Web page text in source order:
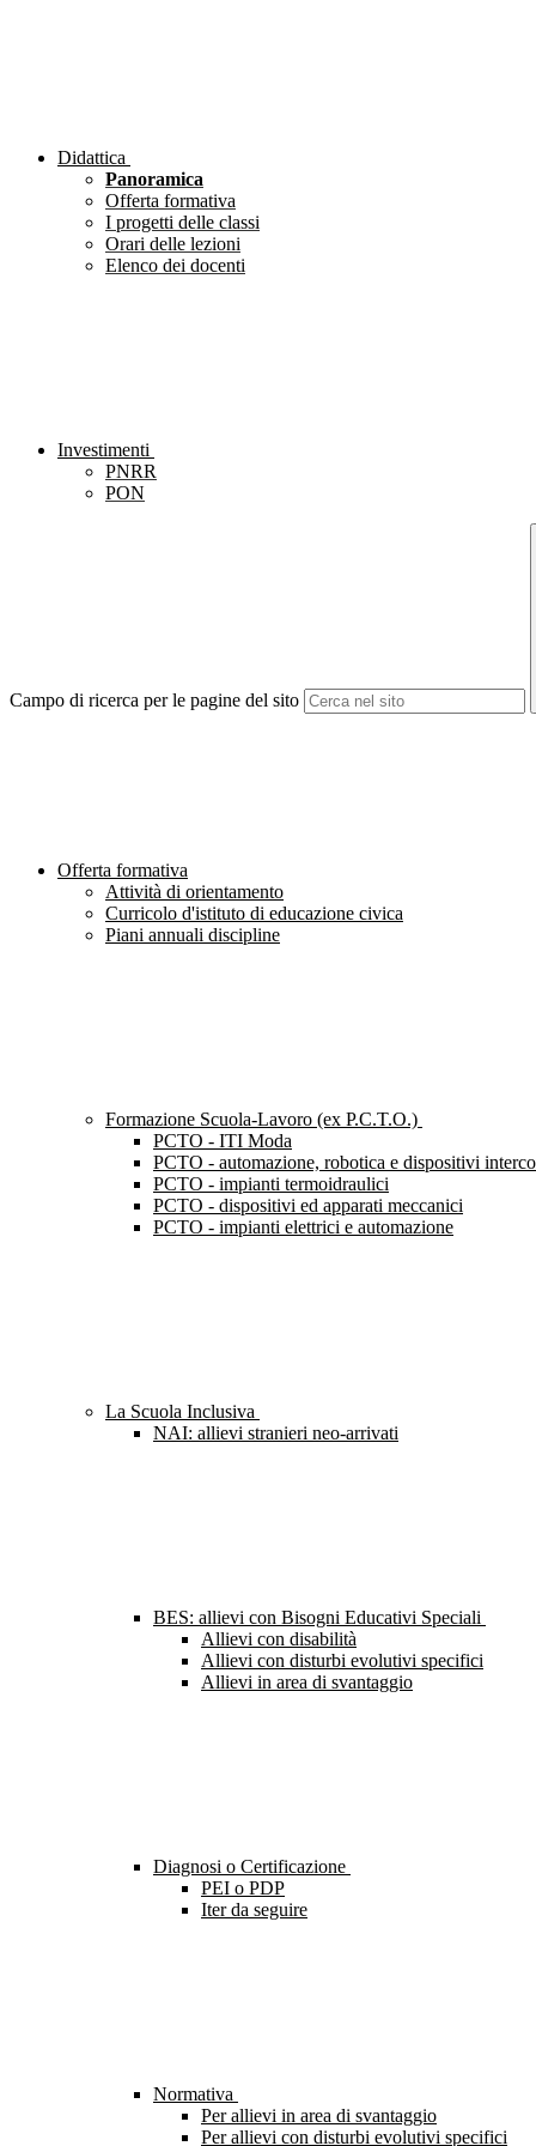
Didattica
Panoramica
Offerta formativa
I progetti delle classi
Orari delle lezioni
Elenco dei docenti
Investimenti
PNRR
PON
Campo di ricerca per le pagine del sito
Offerta formativa
Attività di orientamento
Curricolo d'istituto di educazione civica
Piani annuali discipline
Formazione Scuola-Lavoro (ex P.C.T.O.)
PCTO - ITI Moda
PCTO - automazione, robotica e dispositivi
PCTO - impianti termoidraulici
PCTO - dispositivi ed apparati meccanici
PCTO - impianti elettrici e automazione
La Scuola Inclusiva
NAI: allievi stranieri neo-arrivati
BES: allievi con Bisogni Educativi Speciali
Allievi con disabilità
Allievi con disturbi evolutivi specifici
Allievi in area di svantaggio
Diagnosi o Certificazione
PEI o PDP
Iter da seguire
Normativa
Per allievi in area di svantaggio
Per allievi con disturbi evolutivi specifici